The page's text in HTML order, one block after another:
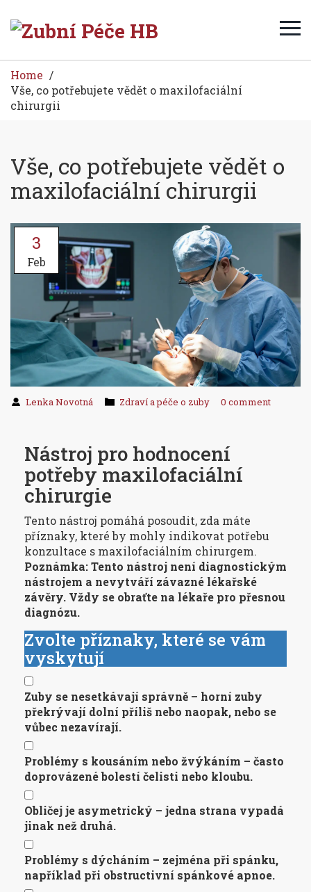
Home
Vše, co potřebujete vědět o maxilofaciální
chirurgii
Vše, co potřebujete vědět o
maxilofaciální chirurgii
3
Feb
Lenka Novotná Zdraví a péče o zuby 0 comment
Nástroj pro hodnocení
potřeby maxilofaciální
chirurgie
Tento nástroj pomáhá posoudit, zda máte
příznaky, které by mohly indikovat potřebu
konzultace s maxilofaciálním chirurgem.
Poznámka: Tento nástroj není diagnostickým
nástrojem a nevytváří závazné lékařské
závěry. Vždy se obraťte na lékaře pro přesnou
diagnózu.
Zvolte příznaky, které se vám
vyskytují
Zuby se nesetkávají správně – horní zuby
překrývají dolní příliš nebo naopak, nebo se
vůbec nezavírají.
Problémy s kousáním nebo žvýkáním – často
doprovázené bolestí čelisti nebo kloubu.
Obličej je asymetrický – jedna strana vypadá
jinak než druhá.
Problémy s dýcháním – zejména při spánku,
například při obstructivní spánkové apnoe.